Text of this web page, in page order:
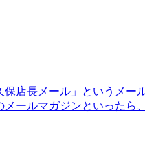
店長メール」というメー
ールマガジンといったら